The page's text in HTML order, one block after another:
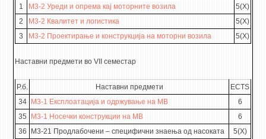
1 M3-2 Уреди и опрема кај моторните возила
5(X)
2
М3-2 Квалитет и логистика
5(X)
3
M3-2 Проектирање и конструкција на моторни возила 5(X)
Наставни предмети во VII семестар
Р.б. Наставни предмети
ECTS
34
М3-1 Експлоатација и одржување на МВ
6
35
М3-1 Носечки конструкции на МВ
6
36
М3-21 Продлабочени – специфични знаења од насоката
5(X)